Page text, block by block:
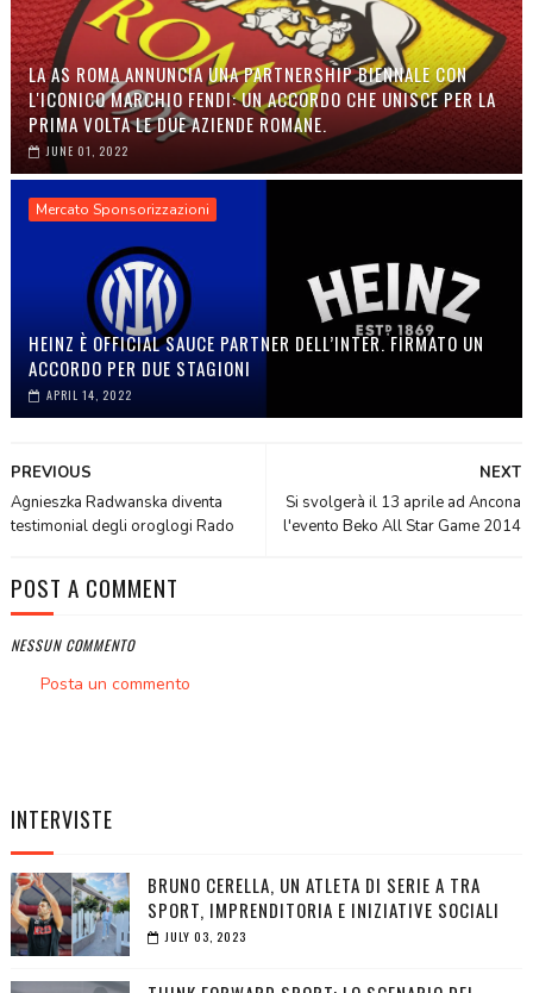
LA AS ROMA ANNUNCIA UNA PARTNERSHIP BIENNALE CON
L'ICONICO MARCHIO FENDI: UN ACCORDO CHE UNISCE PER LA
PRIMA VOLTA LE DUE AZIENDE ROMANE.
JUNE 01, 2022
Mercato Sponsorizzazioni
HEINZ È OFFICIAL SAUCE PARTNER DELL’INTER. FIRMATO UN
ACCORDO PER DUE STAGIONI
APRIL 14, 2022
NEXT
Si svolgerà il 13 aprile ad Ancona
l'evento Beko All Star Game 2014
PREVIOUS
Agnieszka Radwanska diventa
testimonial degli oroglogi Rado
POST A COMMENT
NESSUN COMMENTO
Posta un commento
INTERVISTE
BRUNO CERELLA, UN ATLETA DI SERIE A TRA
SPORT, IMPRENDITORIA E INIZIATIVE SOCIALI
JULY 03, 2023